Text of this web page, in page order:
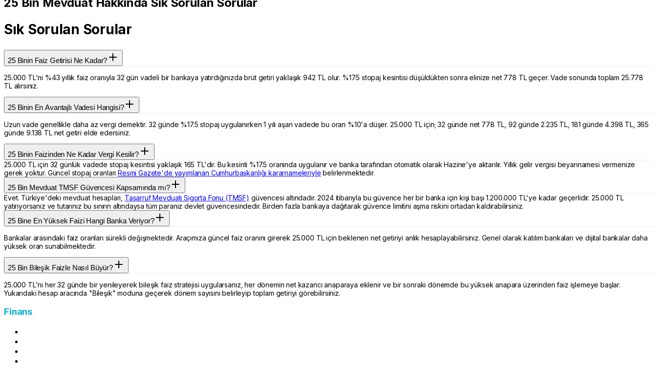
Sık Sorulan Sorular
25 Binin Faiz Getirisi Ne Kadar?
25.000 TL'ni %43 yıllık faiz oranıyla 32 gün vadeli bir bankaya yatırdığınızda brüt getiri yaklaşık 942 TL olur. %17.5 stopaj kesintisi düşüldükten sonra elinize net 778 TL geçer. Vade sonunda toplam 25.778
TL alırsınız.
25 Binin En Avantajlı Vadesi Hangisi?
Uzun vade genellikle daha az vergi demektir. 32 günde %17.5 stopaj uygulanırken 1 yılı aşan vadede bu oran %10'a düşer. 25.000 TL için; 32 günde net 778 TL, 92 günde 2.235 TL, 181 günde 4.398 TL, 365
günde 9.138 TL net getiri elde edersiniz.
25 Binin Faizinden Ne Kadar Vergi Kesilir?
25.000 TL için 32 günlük vadede stopaj kesintisi yaklaşık 165 TL'dir. Bu kesinti %17.5 oranında uygulanır ve banka tarafından otomatik olarak Hazine'ye aktarılır. Yıllık gelir vergisi beyannamesi vermenize
gerek yoktur. Güncel stopaj oranlarıResmi Gazete'de yayımlanan Cumhurbaşkanlığı kararnameleriyle belirlenmektedir.
25 Bin Mevduat TMSF Güvencesi Kapsamında mı?
Evet. Türkiye'deki mevduat hesapları, Tasarruf Mevduatı Sigorta Fonu (TMSF) güvencesi altındadır. 2024 itibarıyla bu güvence her bir banka için kişi başı 1.200.000 TL'ye kadar geçerlidir. 25.000 TL
yatırıyorsanız ve tutarınız bu sınırın altındaysa tüm paranız devlet güvencesindedir. Birden fazla bankaya dağıtarak güvence limitini aşma riskini ortadan kaldırabilirsiniz.
25 Bine En Yüksek Faizi Hangi Banka Veriyor?
Bankalar arasındaki faiz oranları sürekli değişmektedir. Araçımıza güncel faiz oranını girerek 25.000 TL için beklenen net getiriyi anlık hesaplayabilirsiniz. Genel olarak katılım bankaları ve dijital bankalar daha
yüksek oran sunabilmektedir.
25 Bin Bileşik Faizle Nasıl Büyür?
25.000 TL'ni her 32 günde bir yenileyerek bileşik faiz stratejisi uygularsanız, her dönemin net kazancı anaparaya eklenir ve bir sonraki dönemde bu yüksek anapara üzerinden faiz işlemeye başlar.
Yukarıdaki hesap aracında "Bileşik" moduna geçerek dönem sayısını belirleyip toplam getiriyi görebilirsiniz.
Finans